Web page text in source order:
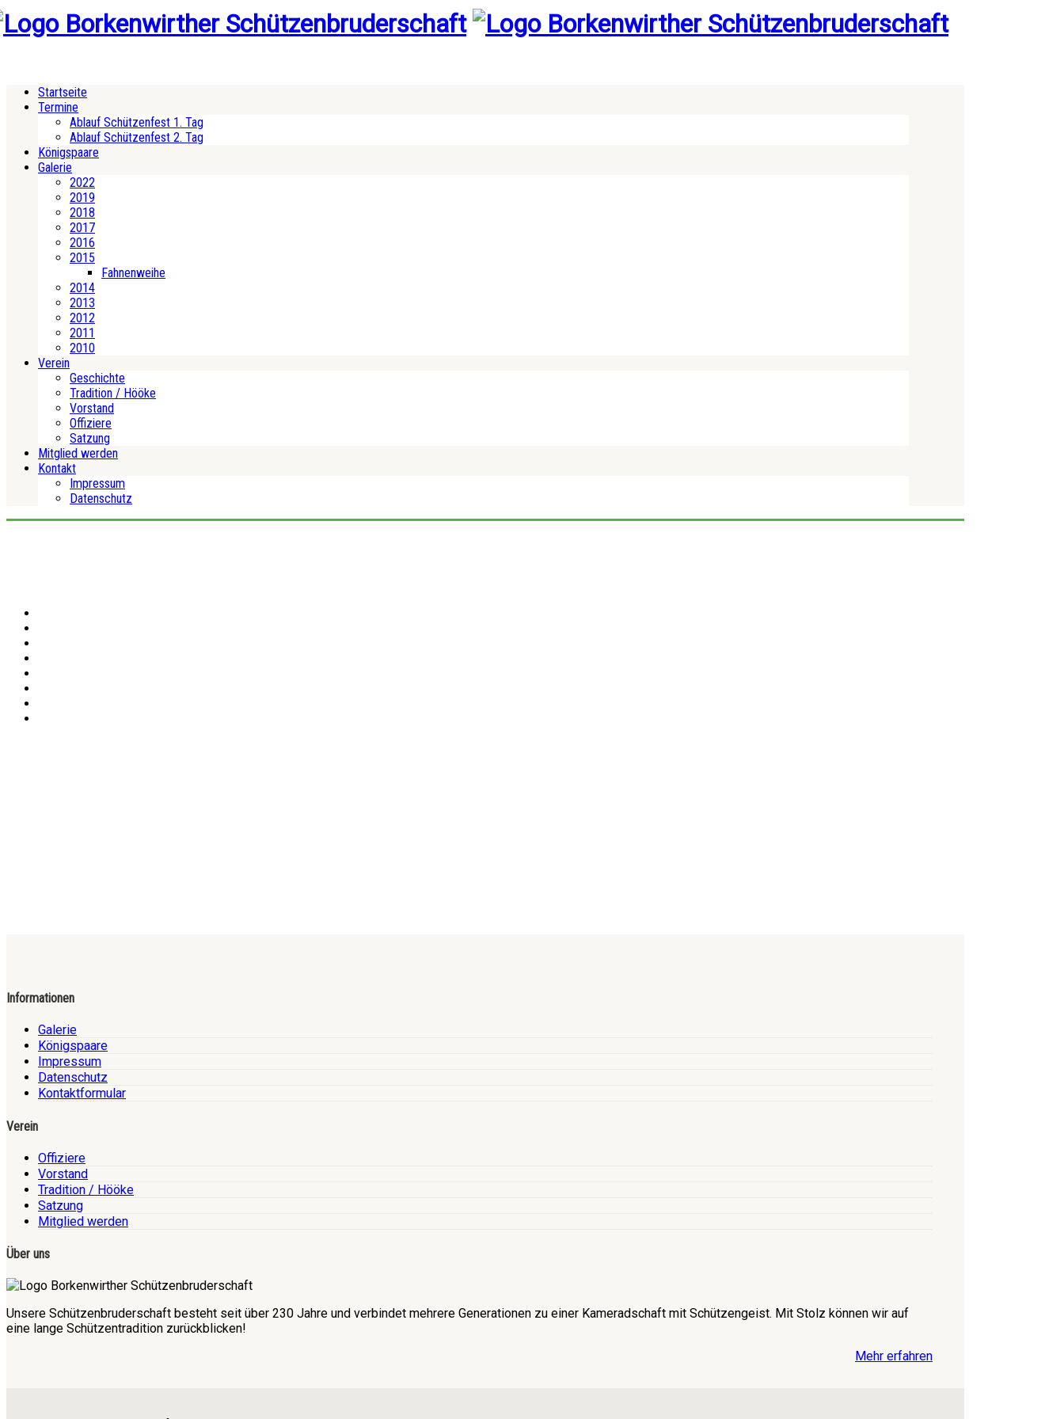
Startseite
Termine
Ablauf Schützenfest 1. Tag
Ablauf Schützenfest 2. Tag
Königspaare
Galerie
2022
2019
2018
2017
2016
2015
Fahnenweihe
2014
2013
2012
2011
2010
Verein
Geschichte
Tradition / Hööke
Vorstand
Offiziere
Satzung
Mitglied werden
Kontakt
Impressum
Datenschutz
Informationen
Galerie
Königspaare
Impressum
Datenschutz
Kontaktformular
Verein
Offiziere
Vorstand
Tradition / Hööke
Satzung
Mitglied werden
Über uns
Unsere Schützenbruderschaft besteht seit über 230 Jahre und verbindet mehrere Generationen zu einer Kameradschaft mit Schützengeist. Mit Stolz können wir auf
eine lange Schützentradition zurückblicken!
Mehr erfahren